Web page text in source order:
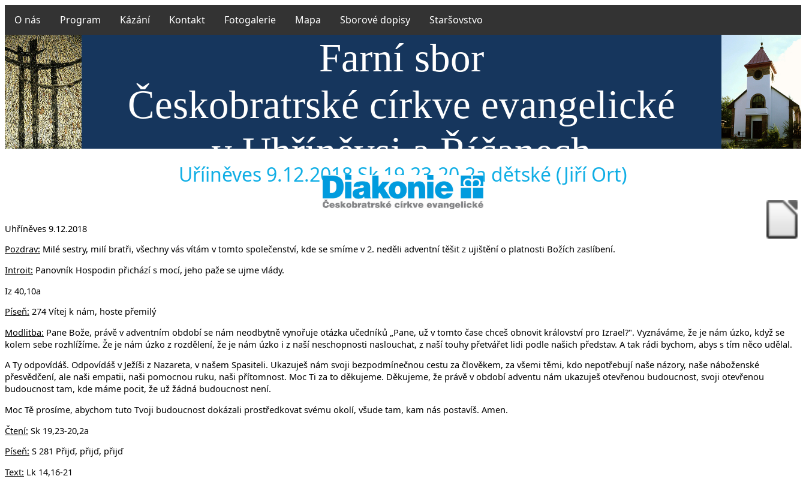
O nás Program Kázání Kontakt Fotogalerie Mapa Sborové dopisy Staršovstvo
Farní sbor
Českobratrské církve evangelické
v Uhříněvsi a Říčanech
Uříiněves 9.12.2018 Sk 19,23-20,2a dětské (Jiří Ort)
Uhříněves 9.12.2018
Pozdrav: Milé sestry, milí bratři, všechny vás vítám v tomto společenství, kde se smíme v 2. neděli adventní těšit z ujištění o platnosti Božích zaslíbení.
Introit: Panovník Hospodin přichází s mocí, jeho paže se ujme vlády.
Iz 40,10a
Píseň: 274 Vítej k nám, hoste přemilý
Modlitba: Pane Bože, právě v adventním období se nám neodbytně vynořuje otázka učedníků „Pane, už v tomto čase chceš obnovit království pro Izrael?". Vyznáváme, že je nám úzko, když se
kolem sebe rozhlížíme. Že je nám úzko z rozdělení, že je nám úzko i z naší neschopnosti naslouchat, z naší touhy přetvářet lidi podle našich představ. A tak rádi bychom, abys s tím něco udělal.
A Ty odpovídáš. Odpovídáš v Ježíši z Nazareta, v našem Spasiteli. Ukazuješ nám svoji bezpodmínečnou cestu za člověkem, za všemi těmi, kdo nepotřebují naše názory, naše náboženské
přesvědčení, ale naši empatii, naši pomocnou ruku, naši přítomnost. Moc Ti za to děkujeme. Děkujeme, že právě v období adventu nám ukazuješ otevřenou budoucnost, svoji otevřenou
budoucnost tam, kde máme pocit, že už žádná budoucnost není.
Moc Tě prosíme, abychom tuto Tvoji budoucnost dokázali prostředkovat svému okolí, všude tam, kam nás postavíš. Amen.
Čtení: Sk 19,23-20,2a
Píseň: S 281 Přijď, přijď, přijď
Text: Lk 14,16-21